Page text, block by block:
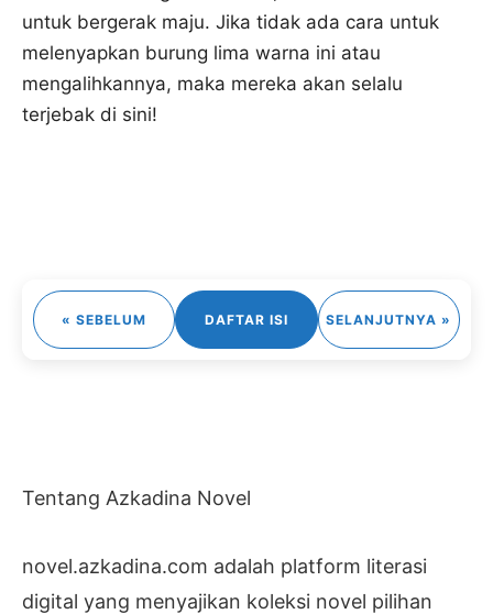
untuk bergerak maju. Jika tidak ada cara untuk
melenyapkan burung lima warna ini atau
mengalihkannya, maka mereka akan selalu
terjebak di sini!
« SEBELUM DAFTAR ISI SELANJUTNYA »
Tentang Azkadina Novel
novel.azkadina.com adalah platform literasi
digital yang menyajikan koleksi novel pilihan